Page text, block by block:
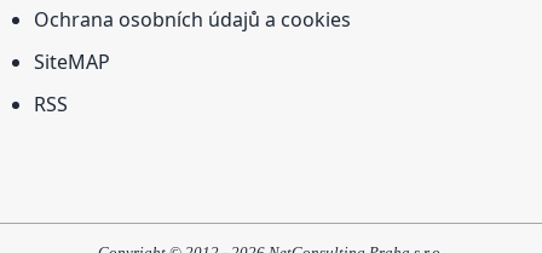
Ochrana osobních údajů a cookies
SiteMAP
RSS